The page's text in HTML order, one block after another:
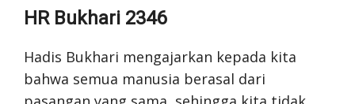
HR Bukhari 2346
Hadis Bukhari mengajarkan kepada kita
bahwa semua manusia berasal dari